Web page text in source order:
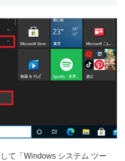
て「Windows システム ツー